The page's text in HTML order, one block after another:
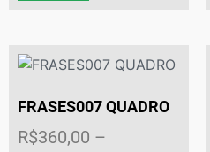
FRASES007 QUADRO
R$360,00 –